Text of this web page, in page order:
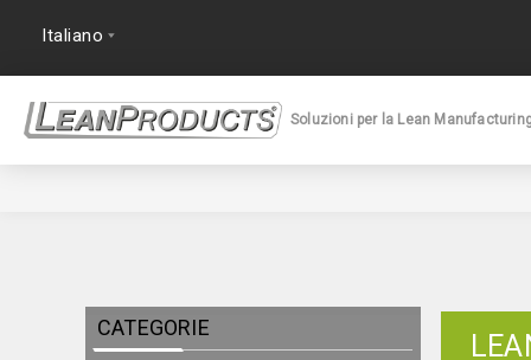
Soluzioni per la Lean
CATEGORIE